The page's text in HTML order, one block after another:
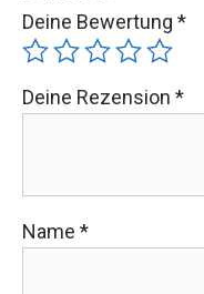
Deine Bewertung *
Deine Rezension *
Name *